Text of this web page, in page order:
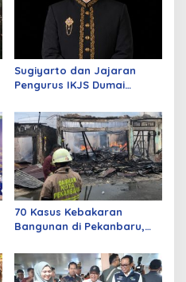
Sugiyarto dan Jajaran
Pengurus IKJS Dumai
Rabu Besok
70 Kasus Kebakaran
Bangunan di Pekanbaru,
Listrik